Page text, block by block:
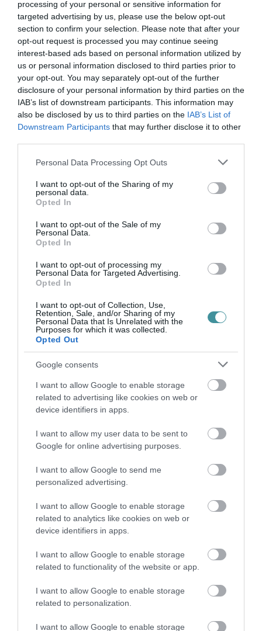
processing of your personal or sensitive information for
targeted advertising by us, please use the below opt-out
section to confirm your selection. Please note that after your
opt-out request is processed you may continue seeing
interest-based ads based on personal information utilized by
us or personal information disclosed to third parties prior to
your opt-out. You may separately opt-out of the further
disclosure of your personal information by third parties on the
IAB’s list of downstream participants. This information may
also be disclosed by us to third parties on the IAB’s List of
Downstream Participants that may further disclose it to other
Please note that this website/app uses one or more Google
not limited to your visit or usage behaviour. You may click to
grant or deny consent to Google and its third-party tags to
use your data for below specified purposes in below Google
consent section.
Personal Data Processing Opt Outs
I want to opt-out of the Sharing of my
personal data.
Opted In
I want to opt-out of the Sale of my
Personal Data.
Opted In
I want to opt-out of processing my
Personal Data for Targeted Advertising.
Opted In
I want to opt-out of Collection, Use,
Retention, Sale, and/or Sharing of my
Personal Data that Is Unrelated with the
Purposes for which it was collected.
Opted Out
Google consents
I want to allow Google to enable storage
related to advertising like cookies on web or
device identifiers in apps.
I want to allow my user data to be sent to
Google for online advertising purposes.
I want to allow Google to send me
personalized advertising.
I want to allow Google to enable storage
related to analytics like cookies on web or
device identifiers in apps.
I want to allow Google to enable storage
related to functionality of the website or app.
I want to allow Google to enable storage
related to personalization.
I want to allow Google to enable storage
reprezentatív mintavétellel készült felmérés
rámutatott, hogy legkevésbé a szegényebb
háztartásokban használják az internetet,
valamint hogy a végzettség és az életkor is
befolyásolja az internethasználatot.
Az NMHH felmérése szerint, hazánkban
negyvenéves életkor alatt már szinte mindenki
internetezik, a 70 éven felülieknek viszont csak
a 30%-a, ami egybevág az Eurostat adataival.
Címlapfotó: Pixabay
Ne maradjon le a legfrissebb hírekről, kövessen
bennünket az EGRI ÜGYEK Google Hírek oldalán!
VISSZA A FŐOLDALRA
TANULJ NÉMETÜL OTTHONRÓL: A
DIGITÁLIS TANULÁS ELŐNYEI
ÚJRAINDULNAK A KORÁBBAN
2026. augusztus 07|Eger ügye